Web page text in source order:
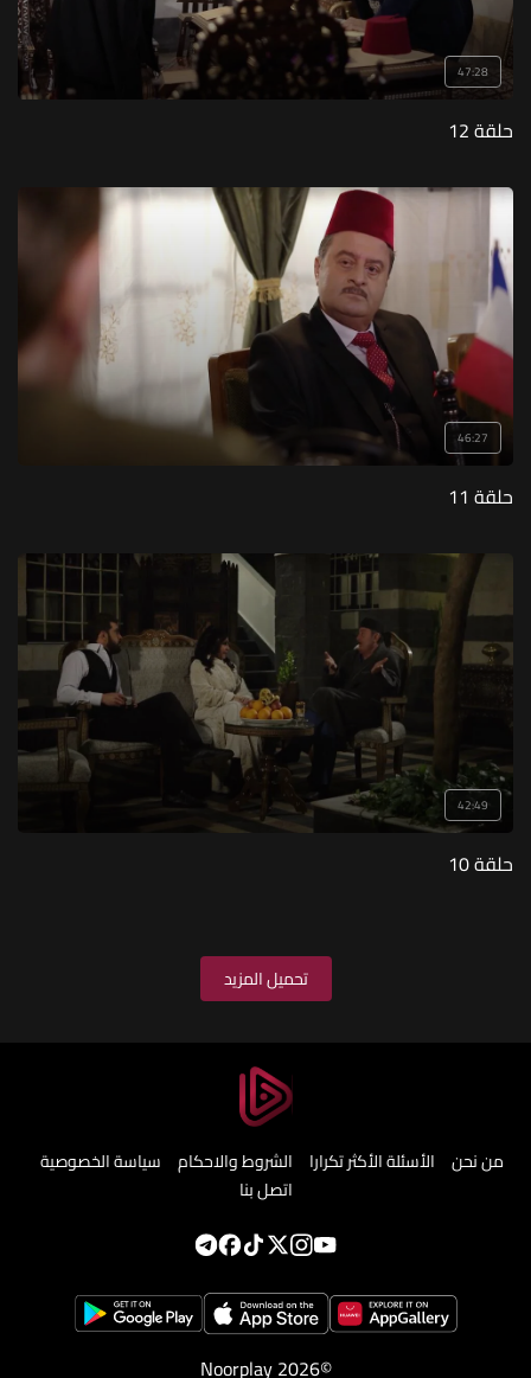
47:28
حلقة 12
46:27
حلقة 11
42:49
حلقة 10
تحميل المزيد
من نحن الأسئلة الأكثر تكرارا الشروط والاحكام سياسة الخصوصية
اتصل بنا
Noorplay 2026©